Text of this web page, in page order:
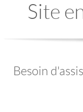
Site
Besoin